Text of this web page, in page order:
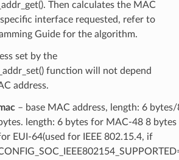
Then calculates the MAC
interface requested, refer to
Guide for the algorithm.
set by the
function will not depend
address.
– base MAC address, length: 6 bytes/
length: 6 bytes for MAC-48 8 bytes
EUI-64(used for IEEE 802.15.4, if